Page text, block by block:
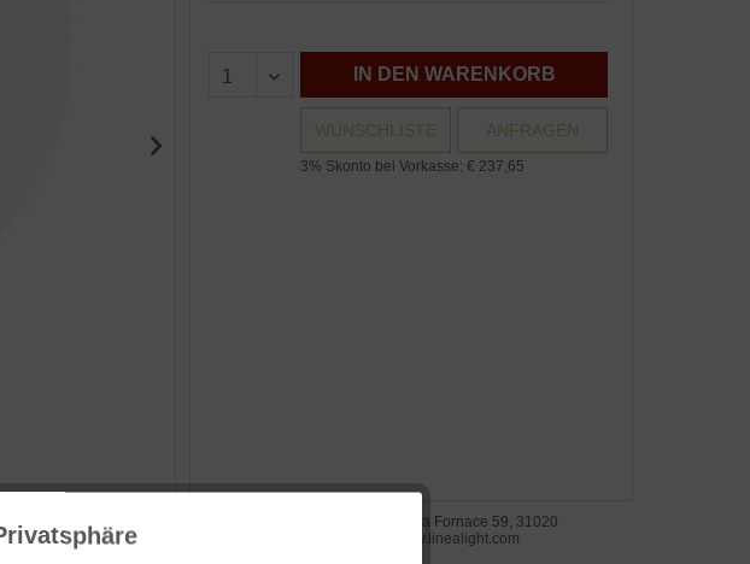
IN DEN WARENKORB
WUNSCHLISTE ANFRAGEN
3% Skonto bei Vorkasse: € 237,65
Hersteller: Linea Light S.r.l., Via della Fornace 59, 31020
Castelminio di Resana, Italien, www.linealight.com